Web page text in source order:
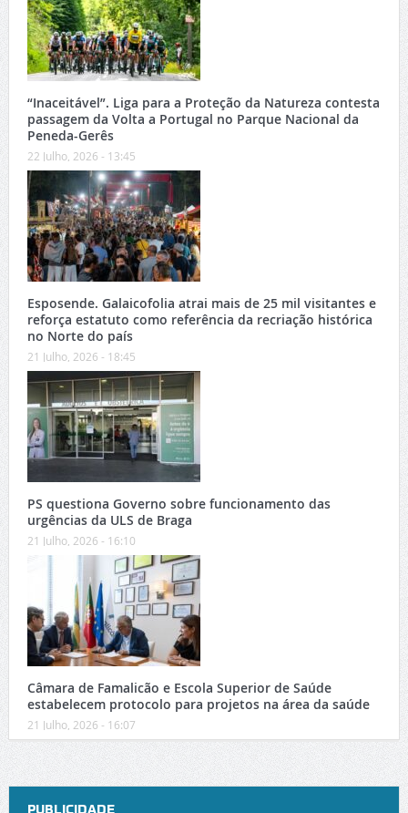
“Inaceitável”. Liga para a Proteção da Natureza contesta
passagem da Volta a Portugal no Parque Nacional da
Peneda-Gerês
22 Julho, 2026 - 13:45
Esposende. Galaicofolia atrai mais de 25 mil visitantes e
reforça estatuto como referência da recriação histórica
no Norte do país
21 Julho, 2026 - 18:45
PS questiona Governo sobre funcionamento das
urgências da ULS de Braga
21 Julho, 2026 - 16:10
Câmara de Famalicão e Escola Superior de Saúde
estabelecem protocolo para projetos na área da saúde
21 Julho, 2026 - 16:07
PUBLICIDADE